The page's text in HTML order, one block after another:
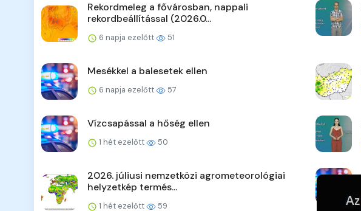
Rekordmeleg a fővárosban, nappali
rekordbeállítással (2026.0...
6 napja ezelőtt 51
Mesékkel a balesetek ellen
6 napja ezelőtt 57
Vízcsapással a hőség ellen
1 hét ezelőtt 50
2026. júliusi nemzetközi agrometeorológiai
helyzetkép termés...
1 hét ezelőtt 59